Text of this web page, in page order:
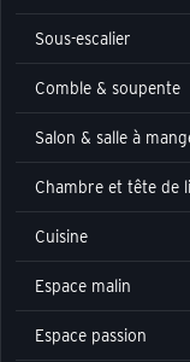
Sous-escalier
Comble & soupente
Salon & salle à
Chambre et tête de
Cuisine
Espace malin
Espace passion